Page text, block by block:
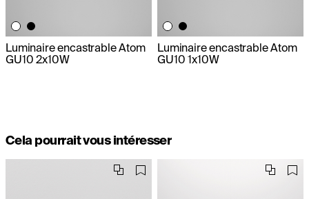
Luminaire encastrable Atom
GU10 2x10W
Luminaire encastrable Atom
GU10 1x10W
Cela pourrait vous intéresser